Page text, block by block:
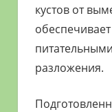
кустов от
разложения.